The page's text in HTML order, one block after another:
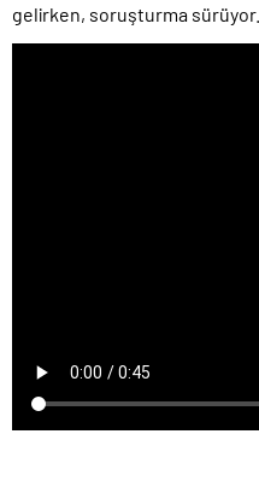
gelirken, soruşturma sürüyor.